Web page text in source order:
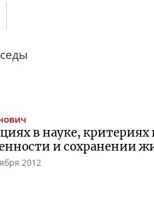
в науке, критериях
и сохранении
2012